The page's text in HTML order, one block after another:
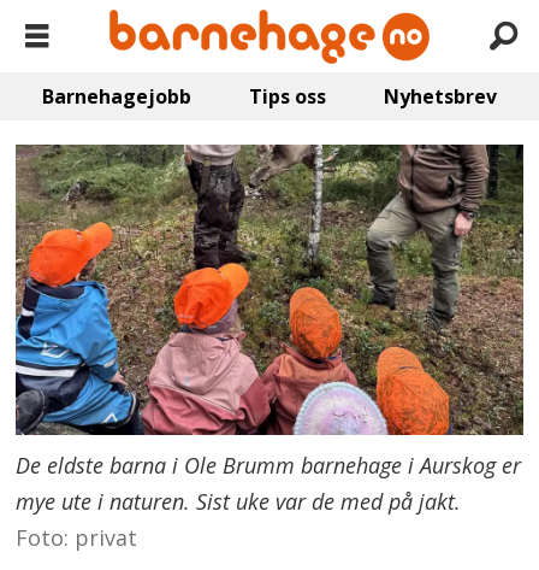
Barnehagejobb Tips oss Nyhetsbrev
De eldste barna i Ole Brumm barnehage i Aurskog er
mye ute i naturen. Sist uke var de med på jakt.
Foto: privat